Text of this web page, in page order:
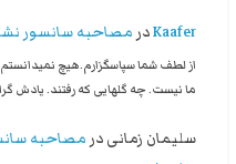
Kaaferدر مصاحبه سانسور
از لطف شما سپاسگزارم.هیچ نمیدانستم
ما نیست. چه گلهایی که رفتند. یادش
سلیمان زمانی در مصاحبه